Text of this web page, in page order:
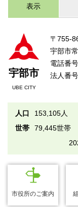
表示
宇部市
UBE CITY
〒755-
宇部市
電話番
法人番
人口
153,105人
世帯
79,445世帯
市役所のご案内